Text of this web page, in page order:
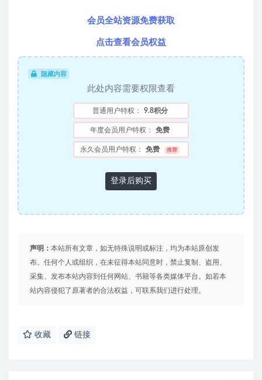
会员全站资源免费获取
点击查看会员权益
隐藏内容
此处内容需要权限查看
普通用户特权： 9.8积分
年度会员用户特权： 免费
永久会员用户特权： 免费 推荐
登录后购买
声明： 本站所有文章，如无特殊说明或标注，均为本站原创发
布。任何个人或组织，在未征得本站同意时，禁止复制、盗用、
采集、发布本站内容到任何网站、书籍等各类媒体平台。如若本
站内容侵犯了原著者的合法权益，可联系我们进行处理。
收藏 链接